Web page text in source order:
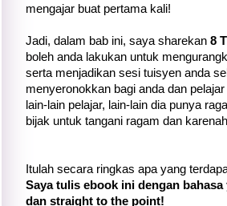
mengajar buat pertama kali!
Jadi, dalam bab ini, saya sharekan 8
boleh anda lakukan untuk
serta menjadikan sesi tuisyen anda
menyeronokkan bagi anda dan
lain-lain pelajar, lain-lain dia punya
bijak untuk tangani ragam dan
Itulah secara ringkas apa yang
Saya tulis ebook ini dengan
dan straight to the point!